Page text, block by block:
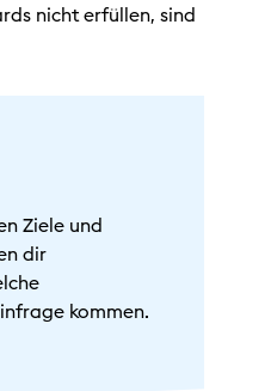
nicht erfüllen, sind
Ziele und
dir
kommen.